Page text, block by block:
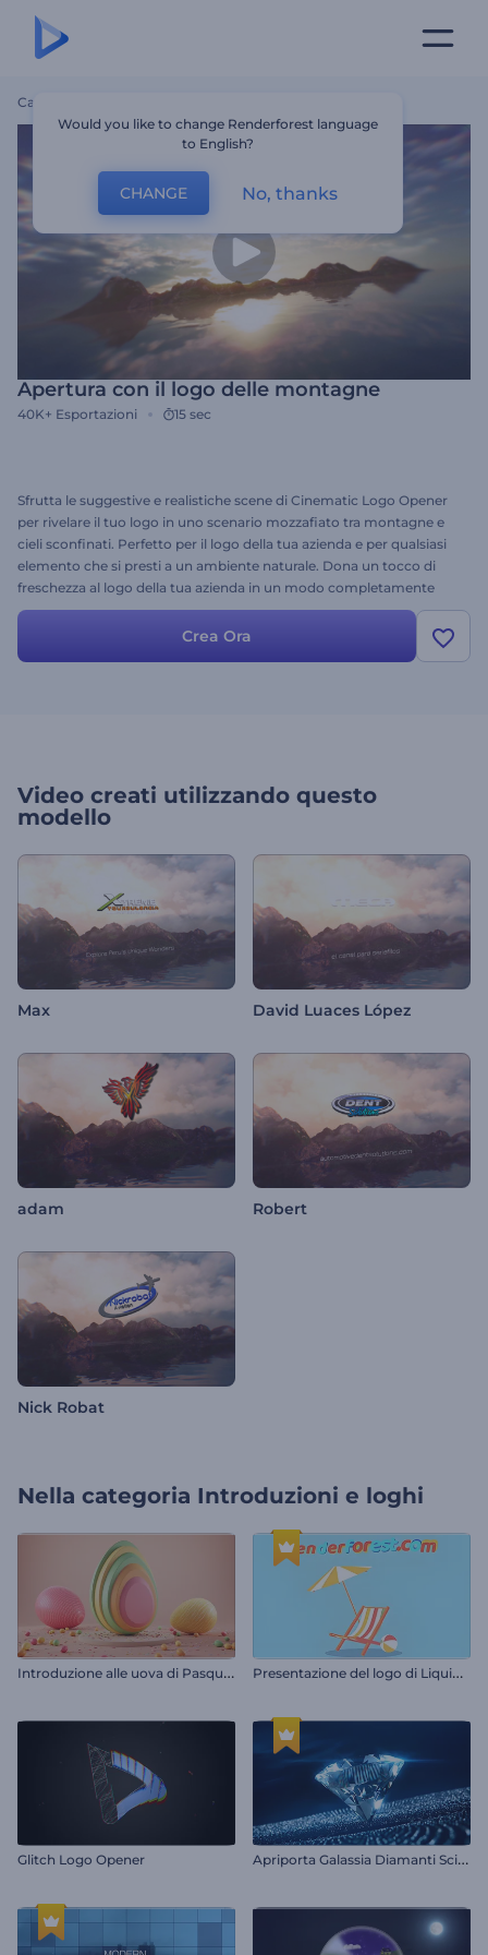
Casa
Apertura con il logo delle montagne
40K+ Esportazioni 15 sec
Sfrutta le suggestive e realistiche scene di Cinematic Logo Opener
per rivelare il tuo logo in uno scenario mozzafiato tra montagne e
cieli sconfinati. Perfetto per il logo della tua azienda e per qualsiasi
elemento che si presti a un ambiente naturale. Dona un tocco di
freschezza al logo della tua azienda in un modo completamente
nuovo. Provalo oggi stesso! È gratis.
Crea Ora
Video creati utilizzando questo
modello
Max David Luaces López
adam Robert
Nick Robat
Nella categoria Introduzioni e loghi
I
ntroduzione alle uova di Pasqua colorate P
resentazione del logo di Liquid Holidays
Glitch Logo Opener A
priporta Galassia Diamanti Scintillanti
Would you like to change Renderforest language
to English?
CHANGE No, thanks